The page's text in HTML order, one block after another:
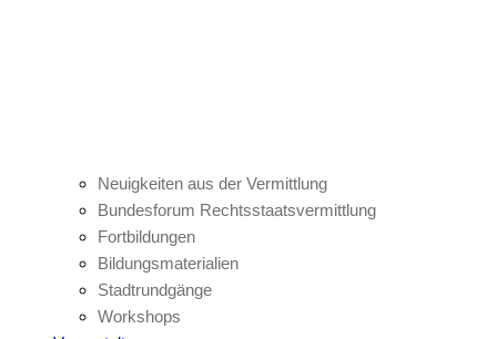
Neuigkeiten aus der Vermittlung
Bundesforum Rechtsstaatsvermittlung
Fortbildungen
Bildungsmaterialien
Stadtrundgänge
Workshops